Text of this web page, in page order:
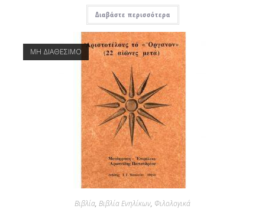
Διαβάστε περισσότερα
ΜΗ ΔΙΑΘΕΣΙΜΟ
Βιβλία, Βιβλία Ενηλίκων, Φιλολογικά